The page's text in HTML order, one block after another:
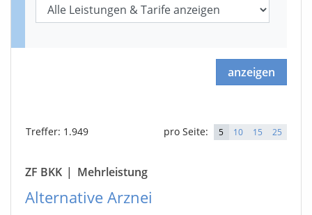
anzeigen
Treffer: 1.949 pro Seite: 5 10 15 25
ZF BKK | Mehrleistung
Alternative Arznei